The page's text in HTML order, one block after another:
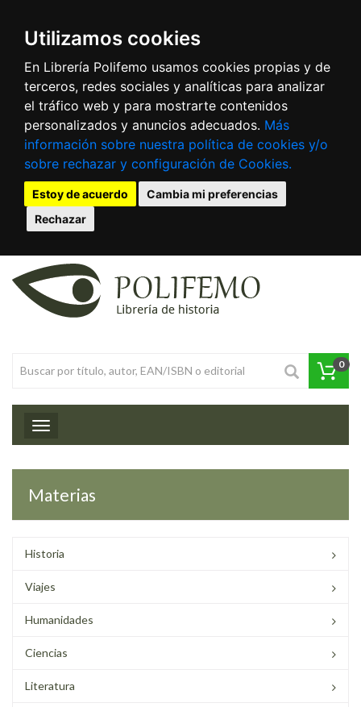
Utilizamos cookies
En Librería Polifemo usamos cookies propias y de
terceros, redes sociales y analíticas para analizar
el tráfico web y para mostrarte contenidos
personalizados y anuncios adecuados. Más
información sobre nuestra política de cookies y/o
sobre rechazar y configuración de Cookies.
Estoy de acuerdo
Cambia mi preferencias
Rechazar
0
Toggle navigation
Materias
Historia
Viajes
Humanidades
Ciencias
Literatura